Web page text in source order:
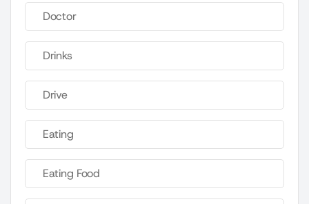
Doctor
Drinks
Drive
Eating
Eating Food